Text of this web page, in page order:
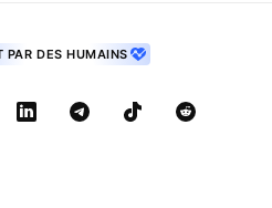
PAR DES HUMAINS